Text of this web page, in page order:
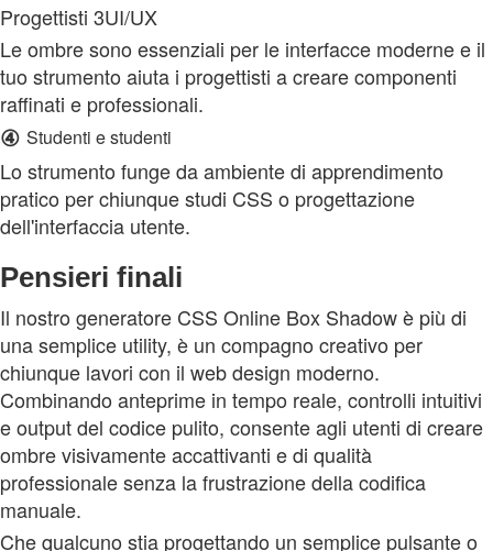
Progettisti 3UI/UX
Le ombre sono essenziali per le interfacce moderne e il
tuo strumento aiuta i progettisti a creare componenti
raffinati e professionali.
④ Studenti e studenti
Lo strumento funge da ambiente di apprendimento
pratico per chiunque studi CSS o progettazione
dell'interfaccia utente.
Pensieri finali
Il nostro generatore CSS Online Box Shadow è più di
una semplice utility, è un compagno creativo per
chiunque lavori con il web design moderno.
Combinando anteprime in tempo reale, controlli intuitivi
e output del codice pulito, consente agli utenti di creare
ombre visivamente accattivanti e di qualità
professionale senza la frustrazione della codifica
manuale.
Che qualcuno stia progettando un semplice pulsante o